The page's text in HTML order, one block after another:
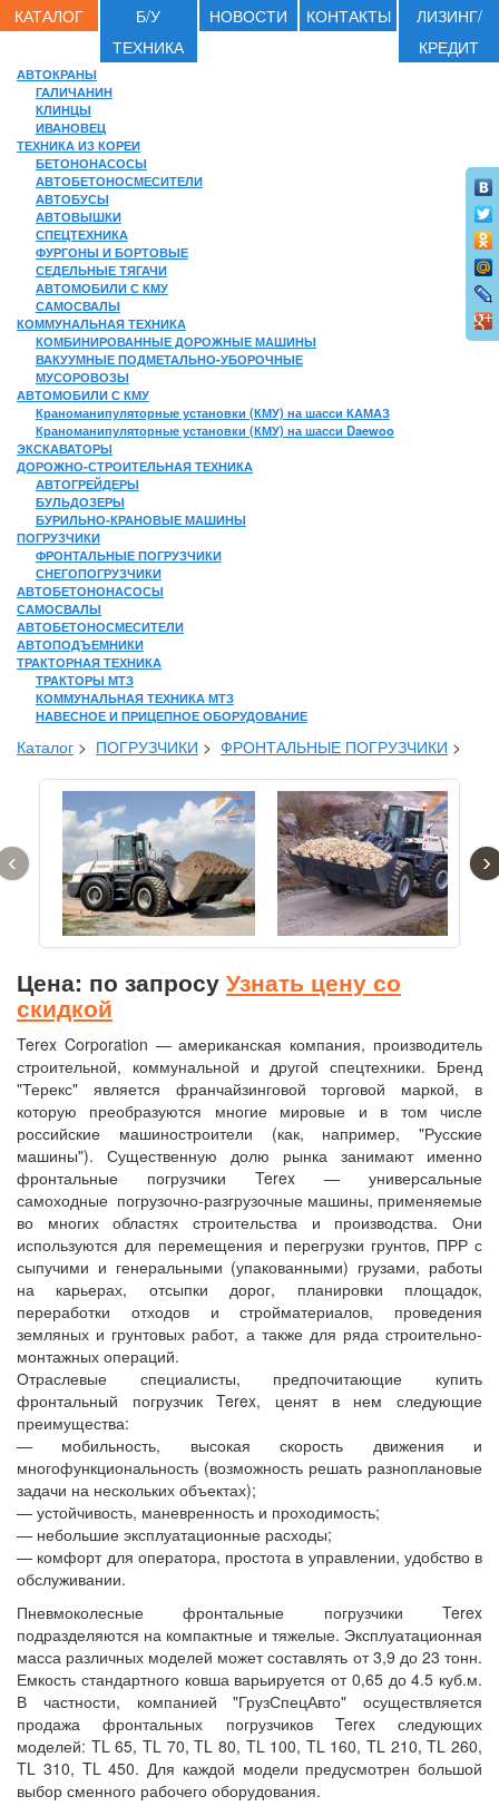
КАТАЛОГ
Б/У
ТЕХНИКА
НОВОСТИ КОНТАКТЫ
ЛИЗИНГ/
КРЕДИТ
АВТОКРАНЫ
ГАЛИЧАНИН
КЛИНЦЫ
ИВАНОВЕЦ
ТЕХНИКА ИЗ КОРЕИ
БЕТОНОНАСОСЫ
АВТОБЕТОНОСМЕСИТЕЛИ
АВТОБУСЫ
АВТОВЫШКИ
СПЕЦТЕХНИКА
ФУРГОНЫ И БОРТОВЫЕ
СЕДЕЛЬНЫЕ ТЯГАЧИ
АВТОМОБИЛИ С КМУ
САМОСВАЛЫ
КОММУНАЛЬНАЯ ТЕХНИКА
КОМБИНИРОВАННЫЕ ДОРОЖНЫЕ МАШИНЫ
ВАКУУМНЫЕ ПОДМЕТАЛЬНО-УБОРОЧНЫЕ
МУСОРОВОЗЫ
АВТОМОБИЛИ С КМУ
Краноманипуляторные установки (КМУ) на шасси КАМАЗ
Краноманипуляторные установки (КМУ) на шасси Daewoo
ЭКСКАВАТОРЫ
ДОРОЖНО-СТРОИТЕЛЬНАЯ ТЕХНИКА
АВТОГРЕЙДЕРЫ
БУЛЬДОЗЕРЫ
БУРИЛЬНО-КРАНОВЫЕ МАШИНЫ
ПОГРУЗЧИКИ
ФРОНТАЛЬНЫЕ ПОГРУЗЧИКИ
СНЕГОПОГРУЗЧИКИ
АВТОБЕТОНОНАСОСЫ
САМОСВАЛЫ
АВТОБЕТОНОСМЕСИТЕЛИ
АВТОПОДЪЕМНИКИ
ТРАКТОРНАЯ ТЕХНИКА
ТРАКТОРЫ МТЗ
КОММУНАЛЬНАЯ ТЕХНИКА МТЗ
НАВЕСНОЕ И ПРИЦЕПНОЕ ОБОРУДОВАНИЕ
Каталог > ПОГРУЗЧИКИ > ФРОНТАЛЬНЫЕ ПОГРУЗЧИКИ >
‹ ›
Цена: по запросу Узнать цену со
скидкой
Terex Corporation — американская компания, производитель
строительной, коммунальной и другой спецтехники. Бренд
"Терекс" является франчайзинговой торговой маркой, в
которую преобразуются многие мировые и в том числе
российские машиностроители (как, например, "Русские
машины"). Существенную долю рынка занимают именно
фронтальные погрузчики Terex — универсальные
самоходные погрузочно-разгрузочные машины, применяемые
во многих областях строительства и производства. Они
используются для перемещения и перегрузки грунтов, ПРР с
сыпучими и генеральными (упакованными) грузами, работы
на карьерах, отсыпки дорог, планировки площадок,
переработки отходов и стройматериалов, проведения
земляных и грунтовых работ, а также для ряда строительно-
монтажных операций.
Отраслевые специалисты, предпочитающие купить
фронтальный погрузчик Terex, ценят в нем следующие
преимущества:
— мобильность, высокая скорость движения и
многофункциональность (возможность решать разноплановые
задачи на нескольких объектах);
— устойчивость, маневренность и проходимость;
— небольшие эксплуатационные расходы;
— комфорт для оператора, простота в управлении, удобство в
обслуживании.
Пневмоколесные фронтальные погрузчики Terex
подразделяются на компактные и тяжелые. Эксплуатационная
масса различных моделей может составлять от 3,9 до 23 тонн.
Емкость стандартного ковша варьируется от 0,65 до 4.5 куб.м.
В частности, компанией "ГрузСпецАвто" осуществляется
продажа фронтальных погрузчиков Terex следующих
моделей: TL 65, TL 70, TL 80, TL 100, TL 160, TL 210, TL 260,
TL 310, TL 450. Для каждой модели предусмотрен большой
выбор сменного рабочего оборудования.